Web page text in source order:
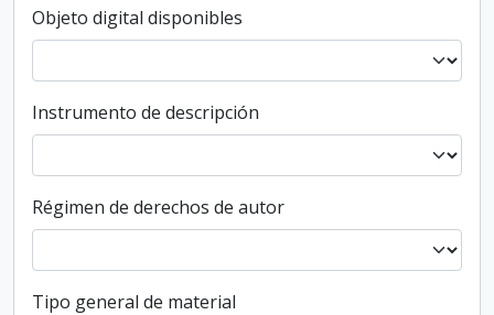
Objeto digital disponibles
Instrumento de descripción
Régimen de derechos de autor
Tipo general de material